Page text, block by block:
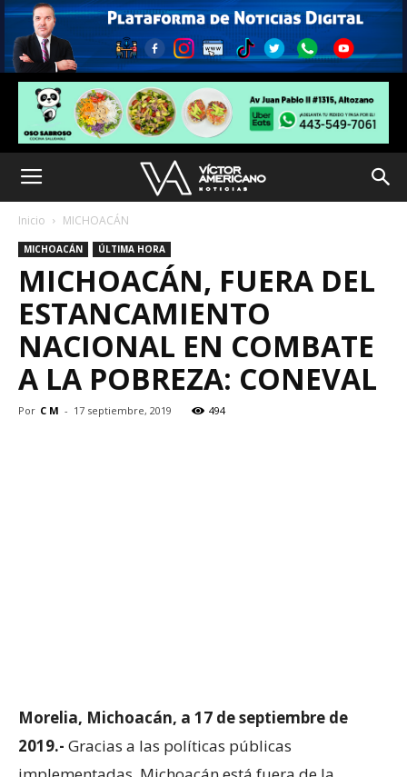
Inicio MICHOACÁN
MICHOACÁN ÚLTIMA HORA
MICHOACÁN, FUERA DEL
ESTANCAMIENTO
NACIONAL EN COMBATE
A LA POBREZA: CONEVAL
Por C M - 17 septiembre, 2019 494
Morelia, Michoacán, a 17 de septiembre de
2019.- Gracias a las políticas públicas